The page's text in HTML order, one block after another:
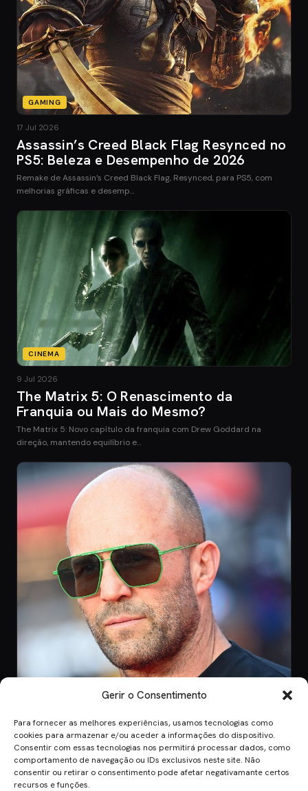
Gerir o Consentimento
Para fornecer as melhores experiências, usamos tecnologias como
cookies para armazenar e/ou aceder a informações do dispositivo.
Consentir com essas tecnologias nos permitirá processar dados, como
comportamento de navegação ou IDs exclusivos neste site. Não
consentir ou retirar o consentimento pode afetar negativamante certos
recursos e funções.
GAMING
17 Jul 2026
Assassin’s Creed Black Flag Resynced no
PS5: Beleza e Desempenho de 2026
Remake de Assassin’s Creed Black Flag, Resynced, para PS5, com
melhorias gráficas e desemp…
CINEMA
9 Jul 2026
The Matrix 5: O Renascimento da
Franquia ou Mais do Mesmo?
The Matrix 5: Novo capítulo da franquia com Drew Goddard na
direção, mantendo equilíbrio e…
CINEMA
8 Jul 2026
Mutiny: O Novo Thriller de Ação de Jason
Statham em 2026